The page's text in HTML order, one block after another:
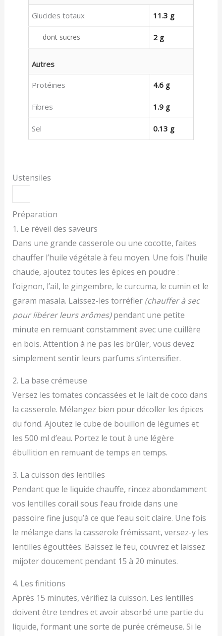
Glucides totaux 11.3 g
dont sucres 2 g
Autres
Protéines 4.6 g
Fibres 1.9 g
Sel 0.13 g
Ustensiles
Préparation
1. Le réveil des saveurs
Dans une grande casserole ou une cocotte, faites
chauffer l’huile végétale à feu moyen. Une fois l’huile
chaude, ajoutez toutes les épices en poudre :
l’oignon, l’ail, le gingembre, le curcuma, le cumin et le
garam masala. Laissez-les torréfier (chauffer à sec
pour libérer leurs arômes)pendant une petite
minute en remuant constamment avec une cuillère
en bois. Attention à ne pas les brûler, vous devez
simplement sentir leurs parfums s’intensifier.
2. La base crémeuse
Versez les tomates concassées et le lait de coco dans
la casserole. Mélangez bien pour décoller les épices
du fond. Ajoutez le cube de bouillon de légumes et
les 500 ml d’eau. Portez le tout à une légère
ébullition en remuant de temps en temps.
3. La cuisson des lentilles
Pendant que le liquide chauffe, rincez abondamment
vos lentilles corail sous l’eau froide dans une
passoire fine jusqu’à ce que l’eau soit claire. Une fois
le mélange dans la casserole frémissant, versez-y les
lentilles égouttées. Baissez le feu, couvrez et laissez
mijoter doucement pendant 15 à 20 minutes.
4. Les finitions
Après 15 minutes, vérifiez la cuisson. Les lentilles
doivent être tendres et avoir absorbé une partie du
liquide, formant une sorte de purée crémeuse. Si le